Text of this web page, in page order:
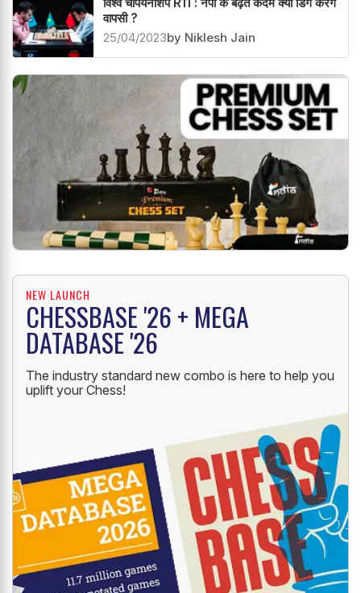
वापसी ?
25/04/2023by Niklesh Jain
NEW LAUNCH
CHESSBASE '26 + MEGA
DATABASE '26
The industry standard new combo is here to help you
uplift your Chess!